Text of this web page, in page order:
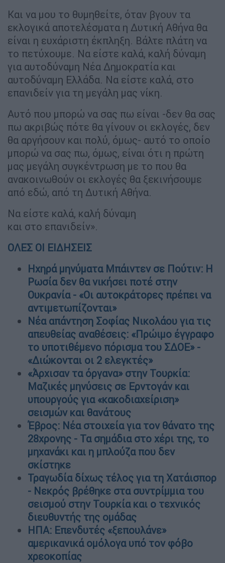
Και να μου το θυμηθείτε, όταν βγουν τα
εκλογικά αποτελέσματα η Δυτική Αθήνα θα
είναι η ευχάριστη έκπληξη. Βάλτε πλάτη να
το πετύχουμε. Να είστε καλά, καλή δύναμη
για αυτοδύναμη Νέα Δημοκρατία και
αυτοδύναμη Ελλάδα. Να είστε καλά, στο
επανιδείν για τη μεγάλη μας νίκη.
Αυτό που μπορώ να σας πω είναι -δεν θα σας
πω ακριβώς πότε θα γίνουν οι εκλογές, δεν
θα αργήσουν και πολύ, όμως- αυτό το οποίο
μπορώ να σας πω, όμως, είναι ότι η πρώτη
μας μεγάλη συγκέντρωση με το που θα
ανακοινωθούν οι εκλογές θα ξεκινήσουμε
από εδώ, από τη Δυτική Αθήνα.
Να είστε καλά, καλή δύναμη
και στο επανιδείν».
ΟΛΕΣ ΟΙ ΕΙΔΗΣΕΙΣ
Ηχηρά μηνύματα Μπάιντεν σε Πούτιν: Η
Ρωσία δεν θα νικήσει ποτέ στην
Ουκρανία - «Οι αυτοκράτορες πρέπει να
αντιμετωπίζονται»
Νέα απάντηση Σοφίας Νικολάου για τις
απευθείας αναθέσεις: «Πρώιμο έγγραφο
το υποτιθέμενο πόρισμα του ΣΔΟΕ» -
«Διώκονται οι 2 ελεγκτές»
«Άρχισαν τα όργανα» στην Τουρκία:
Μαζικές μηνύσεις σε Ερντογάν και
υπουργούς για «κακοδιαχείριση»
σεισμών και θανάτους
Έβρος: Νέα στοιχεία για τον θάνατo της
28χρονης - Τα σημάδια στο χέρι της, το
μηχανάκι και η μπλούζα που δεν
σκίστηκε
Τραγωδία δίχως τέλος για τη Χατάισπορ
- Νεκρός βρέθηκε στα συντρίμμια του
σεισμού στην Τουρκία και ο τεχνικός
διευθυντής της ομάδας
ΗΠΑ: Επενδυτές «ξεπουλάνε»
αμερικανικά ομόλογα υπό τον φόβο
χρεοκοπίας